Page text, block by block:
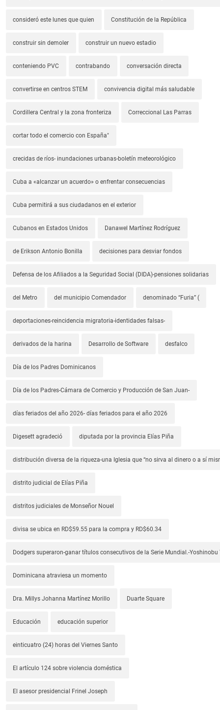
consideró este lunes que quien Constitución de la República
construir sin demoler construir un nuevo estadio
conteniendo PVC contrabando conversación directa
convertirse en centros STEM convivencia digital más saludable
Cordillera Central y la zona fronteriza Correccional Las Parras
cortar todo el comercio con España"
crecidas de ríos- inundaciones urbanas-boletín meteorológico
Cuba a «alcanzar un acuerdo» o enfrentar consecuencias
Cuba permitirá a sus ciudadanos en el exterior
Cubanos en Estados Unidos Danawel Martínez Rodríguez
de Erikson Antonio Bonilla decisiones para desviar fondos
Defensa de los Afiliados a la Seguridad Social (DIDA)-pensiones solidarias
del Metro del municipio Comendador denominado “Furia” (
deportaciones-reincidencia migratoria-identidades falsas-
derivados de la harina Desarrollo de Software desfalco
Día de los Padres Dominicanos
Día de los Padres-Cámara de Comercio y Producción de San Juan-
días feriados del año 2026- días feriados para el año 2026
Digesett agradeció diputada por la provincia Elías Piña
distribución diversa de la riqueza-una Iglesia que “no sirva al dinero o a sí
distrito judicial de Elías Piña
distritos judiciales de Monseñor Nouel
divisa se ubica en RD$59.55 para la compra y RD$60.34
Dodgers superaron-ganar títulos consecutivos de la Serie Mundial.-
Dominicana atraviesa un momento
Dra. Millys Johanna Martínez Morillo Duarte Square
Educación educación superior
einticuatro (24) horas del Viernes Santo
El artículo 124 sobre violencia doméstica
El asesor presidencial Frinel Joseph